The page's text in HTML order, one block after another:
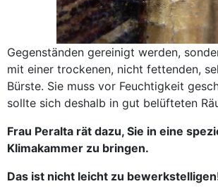
Gegenständen gereinigt werden,
mit einer trockenen, nicht fettenden,
Bürste. Sie muss vor Feuchtigkeit
sollte sich deshalb in gut belüfteten
Frau Peralta rät dazu, Sie in eine
Klimakammer zu bringen.
Das ist nicht leicht zu